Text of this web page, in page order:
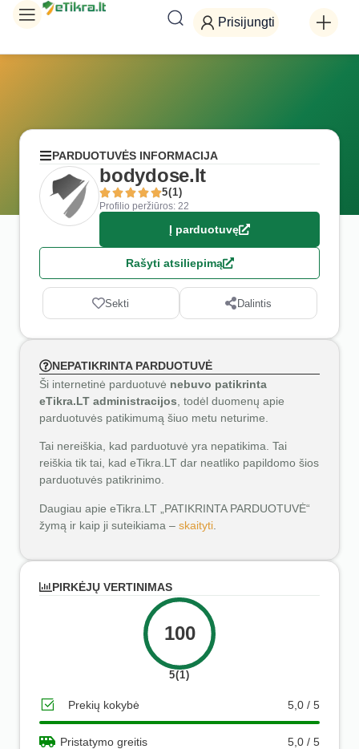
Prisijungti
PARDUOTUVĖS INFORMACIJA
bodydose.lt
5(1)
Profilio peržiūros: 22
Į parduotuvę
Rašyti atsiliepimą
Sekti Dalintis
NEPATIKRINTA PARDUOTUVĖ
Ši internetinė parduotuvė nebuvo patikrinta
eTikra.LT administracijos , todėl duomenų apie
parduotuvės patikimumą šiuo metu neturime.
Tai nereiškia, kad parduotuvė yra nepatikima. Tai
reiškia tik tai, kad eTikra.LT dar neatliko papildomo šios
parduotuvės patikrinimo.
Daugiau apie eTikra.LT „PATIKRINTA PARDUOTUVĖ“
žymą ir kaip ji suteikiama – skaityti
PIRKĖJŲ VERTINIMAS
100
5(1)
Prekių kokybė 5,0 / 5
Pristatymo greitis 5,0 / 5